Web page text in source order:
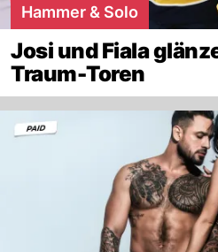
Hammer & Solo
Josi und Fiala
Traum-Toren